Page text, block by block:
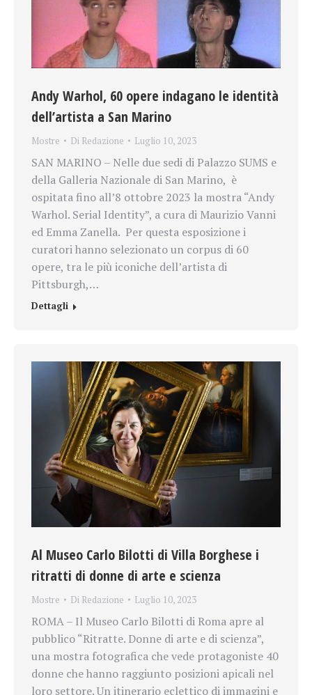
Andy Warhol, 60 opere indagano le identità
dell’artista a San Marino
Mostre Di Redazione Luglio 10, 2023
SAN MARINO – Nelle due sedi di Palazzo SUMS e
della Galleria Nazionale di San Marino, è
ospitata fino all’8 ottobre 2023 la mostra “Andy
Warhol. Serial Identity”, a cura di Maurizio Vanni
ed Emma Zanella. Per questa esposizione i
curatori hanno selezionato un corpus di 60
opere, tra le più iconiche dell’artista di
Pittsburgh,…
Dettagli
Al Museo Carlo Bilotti di Villa Borghese i
ritratti di donne di arte e scienza
Mostre Di Redazione Luglio 10, 2023
ROMA – Il Museo Carlo Bilotti di Roma apre al
pubblico “Ritratte. Donne di arte e di scienza”,
una mostra fotografica che vede protagoniste 40
donne che hanno raggiunto posizioni apicali nel
loro settore. Un itinerario eclettico di immagini e